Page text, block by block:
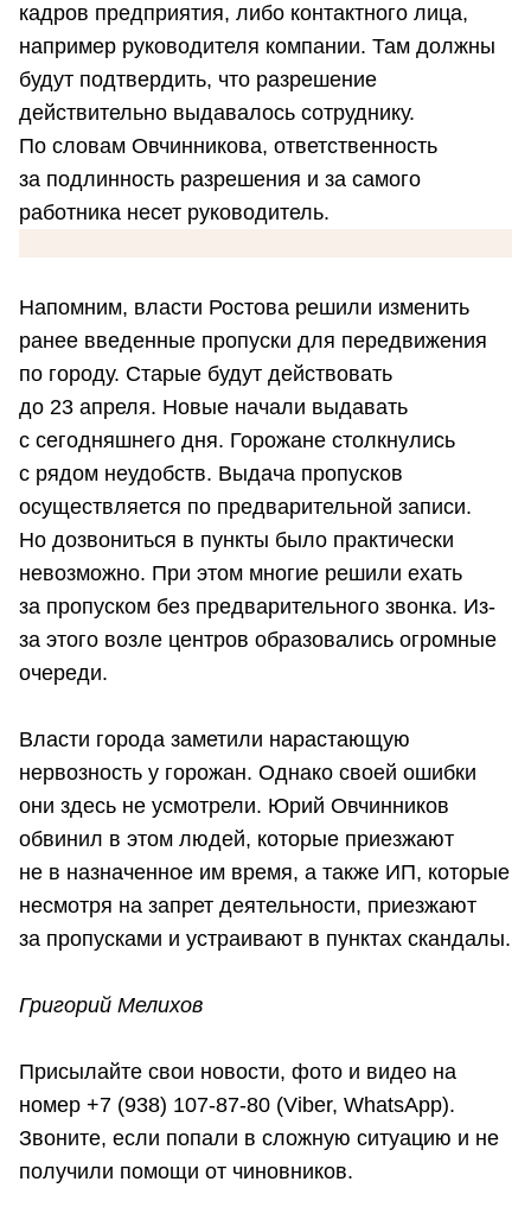
кадров предприятия, либо контактного лица,
например руководителя компании. Там должны
будут подтвердить, что разрешение
действительно выдавалось сотруднику.
По словам Овчинникова, ответственность
за подлинность разрешения и за самого
работника несет руководитель.
Напомним, власти Ростова решили изменить
ранее введенные пропуски для передвижения
по городу. Старые будут действовать
до 23 апреля. Новые начали выдавать
с сегодняшнего дня. Горожане столкнулись
с рядом неудобств. Выдача пропусков
осуществляется по предварительной записи.
Но дозвониться в пункты было практически
невозможно. При этом многие решили ехать
за пропуском без предварительного звонка. Из-
за этого возле центров образовались огромные
очереди.
Власти города заметили нарастающую
нервозность у горожан. Однако своей ошибки
они здесь не усмотрели. Юрий Овчинников
обвинил в этом людей, которые приезжают
не в назначенное им время, а также ИП, которые
несмотря на запрет деятельности, приезжают
за пропусками и устраивают в пунктах скандалы.
Григорий Мелихов
Присылайте свои новости, фото и видео на
номер +7 (938) 107-87-80 (Viber, WhatsApp).
Звоните, если попали в сложную ситуацию и не
получили помощи от чиновников.